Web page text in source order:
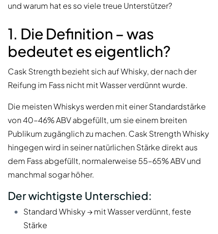
und warum hat es so viele treue Unterstützer?
1. Die Definition – was
bedeutet es eigentlich?
Cask Strength bezieht sich auf Whisky, der nach der
Reifung im Fass nicht mit Wasser verdünnt wurde.
Die meisten Whiskys werden mit einer Standardstärke
von 40–46% ABV abgefüllt, um sie einem breiten
Publikum zugänglich zu machen. Cask Strength Whisky
hingegen wird in seiner natürlichen Stärke direkt aus
dem Fass abgefüllt, normalerweise 55–65% ABV und
manchmal sogar höher.
Der wichtigste Unterschied:
Standard Whisky → mit Wasser verdünnt, feste
Stärke